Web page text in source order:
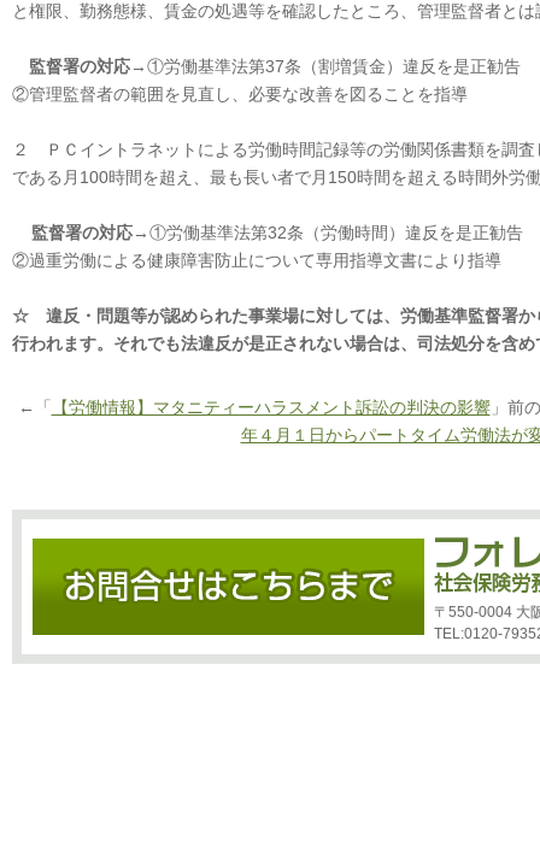
と権限、勤務態様、賃金の処遇等を確認したところ、管理監督者と
監督署の対応→①労働基準法第37条（割増賃金）違反を是正勧告
②管理監督者の範囲を見直し、必要な改善を図ることを指導
２ ＰＣイントラネットによる労働時間記録等の労働関係書類を調
である月100時間を超え、最も長い者で月150時間を超える時間外労
監督署の対応→①労働基準法第32条（労働時間）違反を是正勧告
②過重労働による健康障害防止について専用指導文書により指導
☆ 違反・問題等が認められた事業場に対しては、労働基準監督署か
行われます。それでも法違反が是正されない場合は、司法処分を含
←「 【労働情報】マタニティーハラスメント訴訟の判決の影響」前
年４月１日からパートタイム労働法が
〒550-0004 大
TEL:0120-